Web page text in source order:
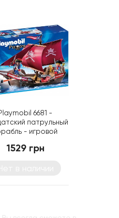
6681 -
патрульный
- игровой
Pirates
1529 грн